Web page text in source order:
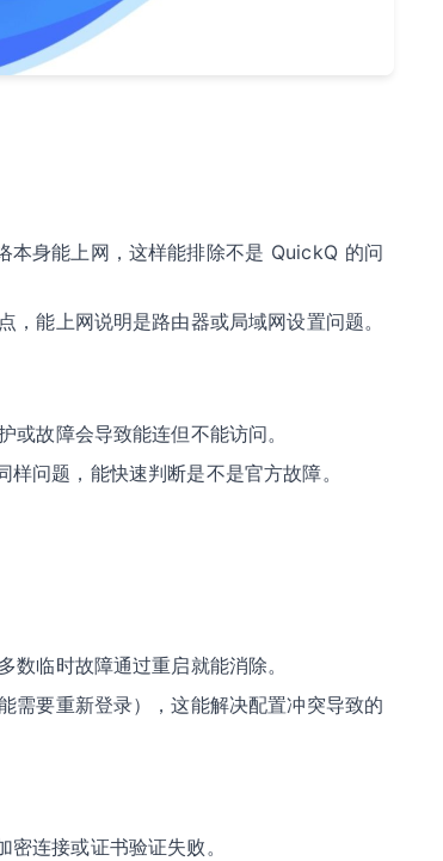
本身能上网，这样能排除不是 QuickQ 的问
能上网说明是路由器或局域网设置问题。
故障会导致能连但不能访问。
问题，能快速判断是不是官方故障。
临时故障通过重启就能消除。
需要重新登录），这能解决配置冲突导致的
连接或证书验证失败。